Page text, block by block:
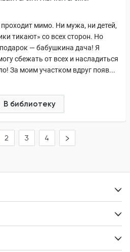
мимо. Ни мужа, ни детей,
тикают» со всех сторон. Но
— бабушкина дача! Я
сбежать от всех и насладиться
За моим участком вдруг появ...
В библиотеку
2 3 4